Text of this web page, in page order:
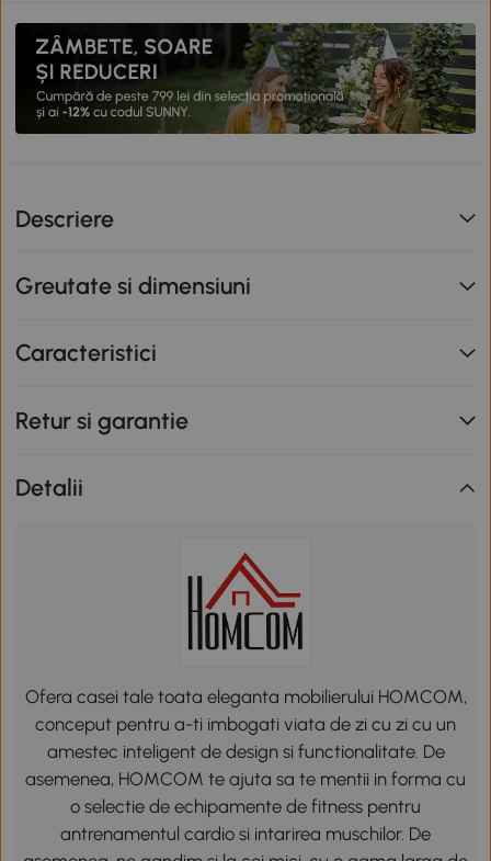
Descriere
Greutate si dimensiuni
Caracteristici
Retur si garantie
Detalii
Ofera casei tale toata eleganta mobilierului HOMCOM,
conceput pentru a-ti imbogati viata de zi cu zi cu un
amestec inteligent de design si functionalitate. De
asemenea, HOMCOM te ajuta sa te mentii in forma cu
o selectie de echipamente de fitness pentru
antrenamentul cardio si intarirea muschilor. De